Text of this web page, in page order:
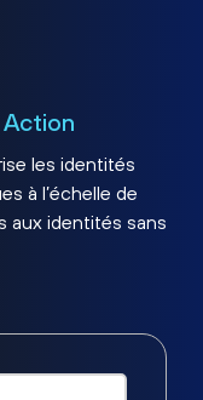
Action
les identités
à l’échelle de
aux identités sans